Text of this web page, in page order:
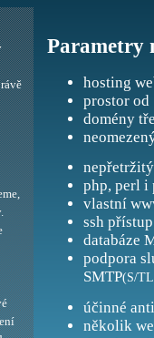
Parametry
hosting
prostor od
domény
php, perl i
vlastní
ssh přístup
databáze
podpora
SMTP(S/
účinné
několik